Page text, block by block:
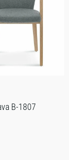
B-1807